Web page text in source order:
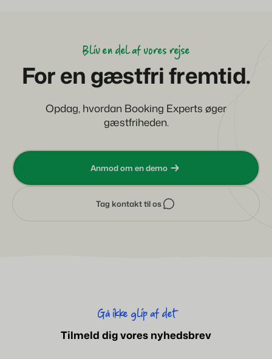
Bliv en del af vores rejse
For en gæstfri fremtid.
Opdag, hvordan Booking Experts øger
gæstfriheden.
Tag kontakt til os
Anmod om en demo
Gå ikke glip af det
Tilmeld dig vores nyhedsbrev